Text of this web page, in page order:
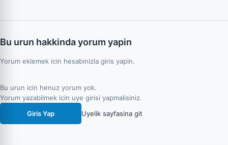
Bu urun hakkinda yorum yapin
Yorum eklemek icin hesabinizla giris yapin.
Bu urun icin henuz yorum yok.
Yorum yazabilmek icin uye girisi yapmalisiniz.
Giris Yap
Uyelik sayfasina git